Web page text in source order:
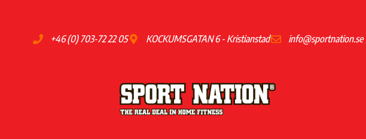
+46 (0) 703-72 22 05 KOCKUMSGATAN 6 - Kristianstad info@sportnation.se